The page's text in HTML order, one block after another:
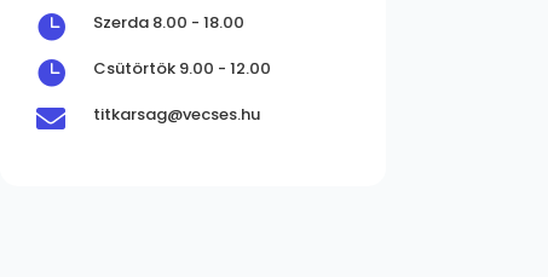
 Szerda 8.00 - 18.00
 Csütörtök 9.00 - 12.00
 titkarsag@vecses.hu